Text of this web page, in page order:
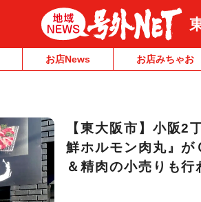
お店News お店みちゃお
【東大阪市】小阪2
鮮ホルモン肉丸』が
＆精肉の小売りも行